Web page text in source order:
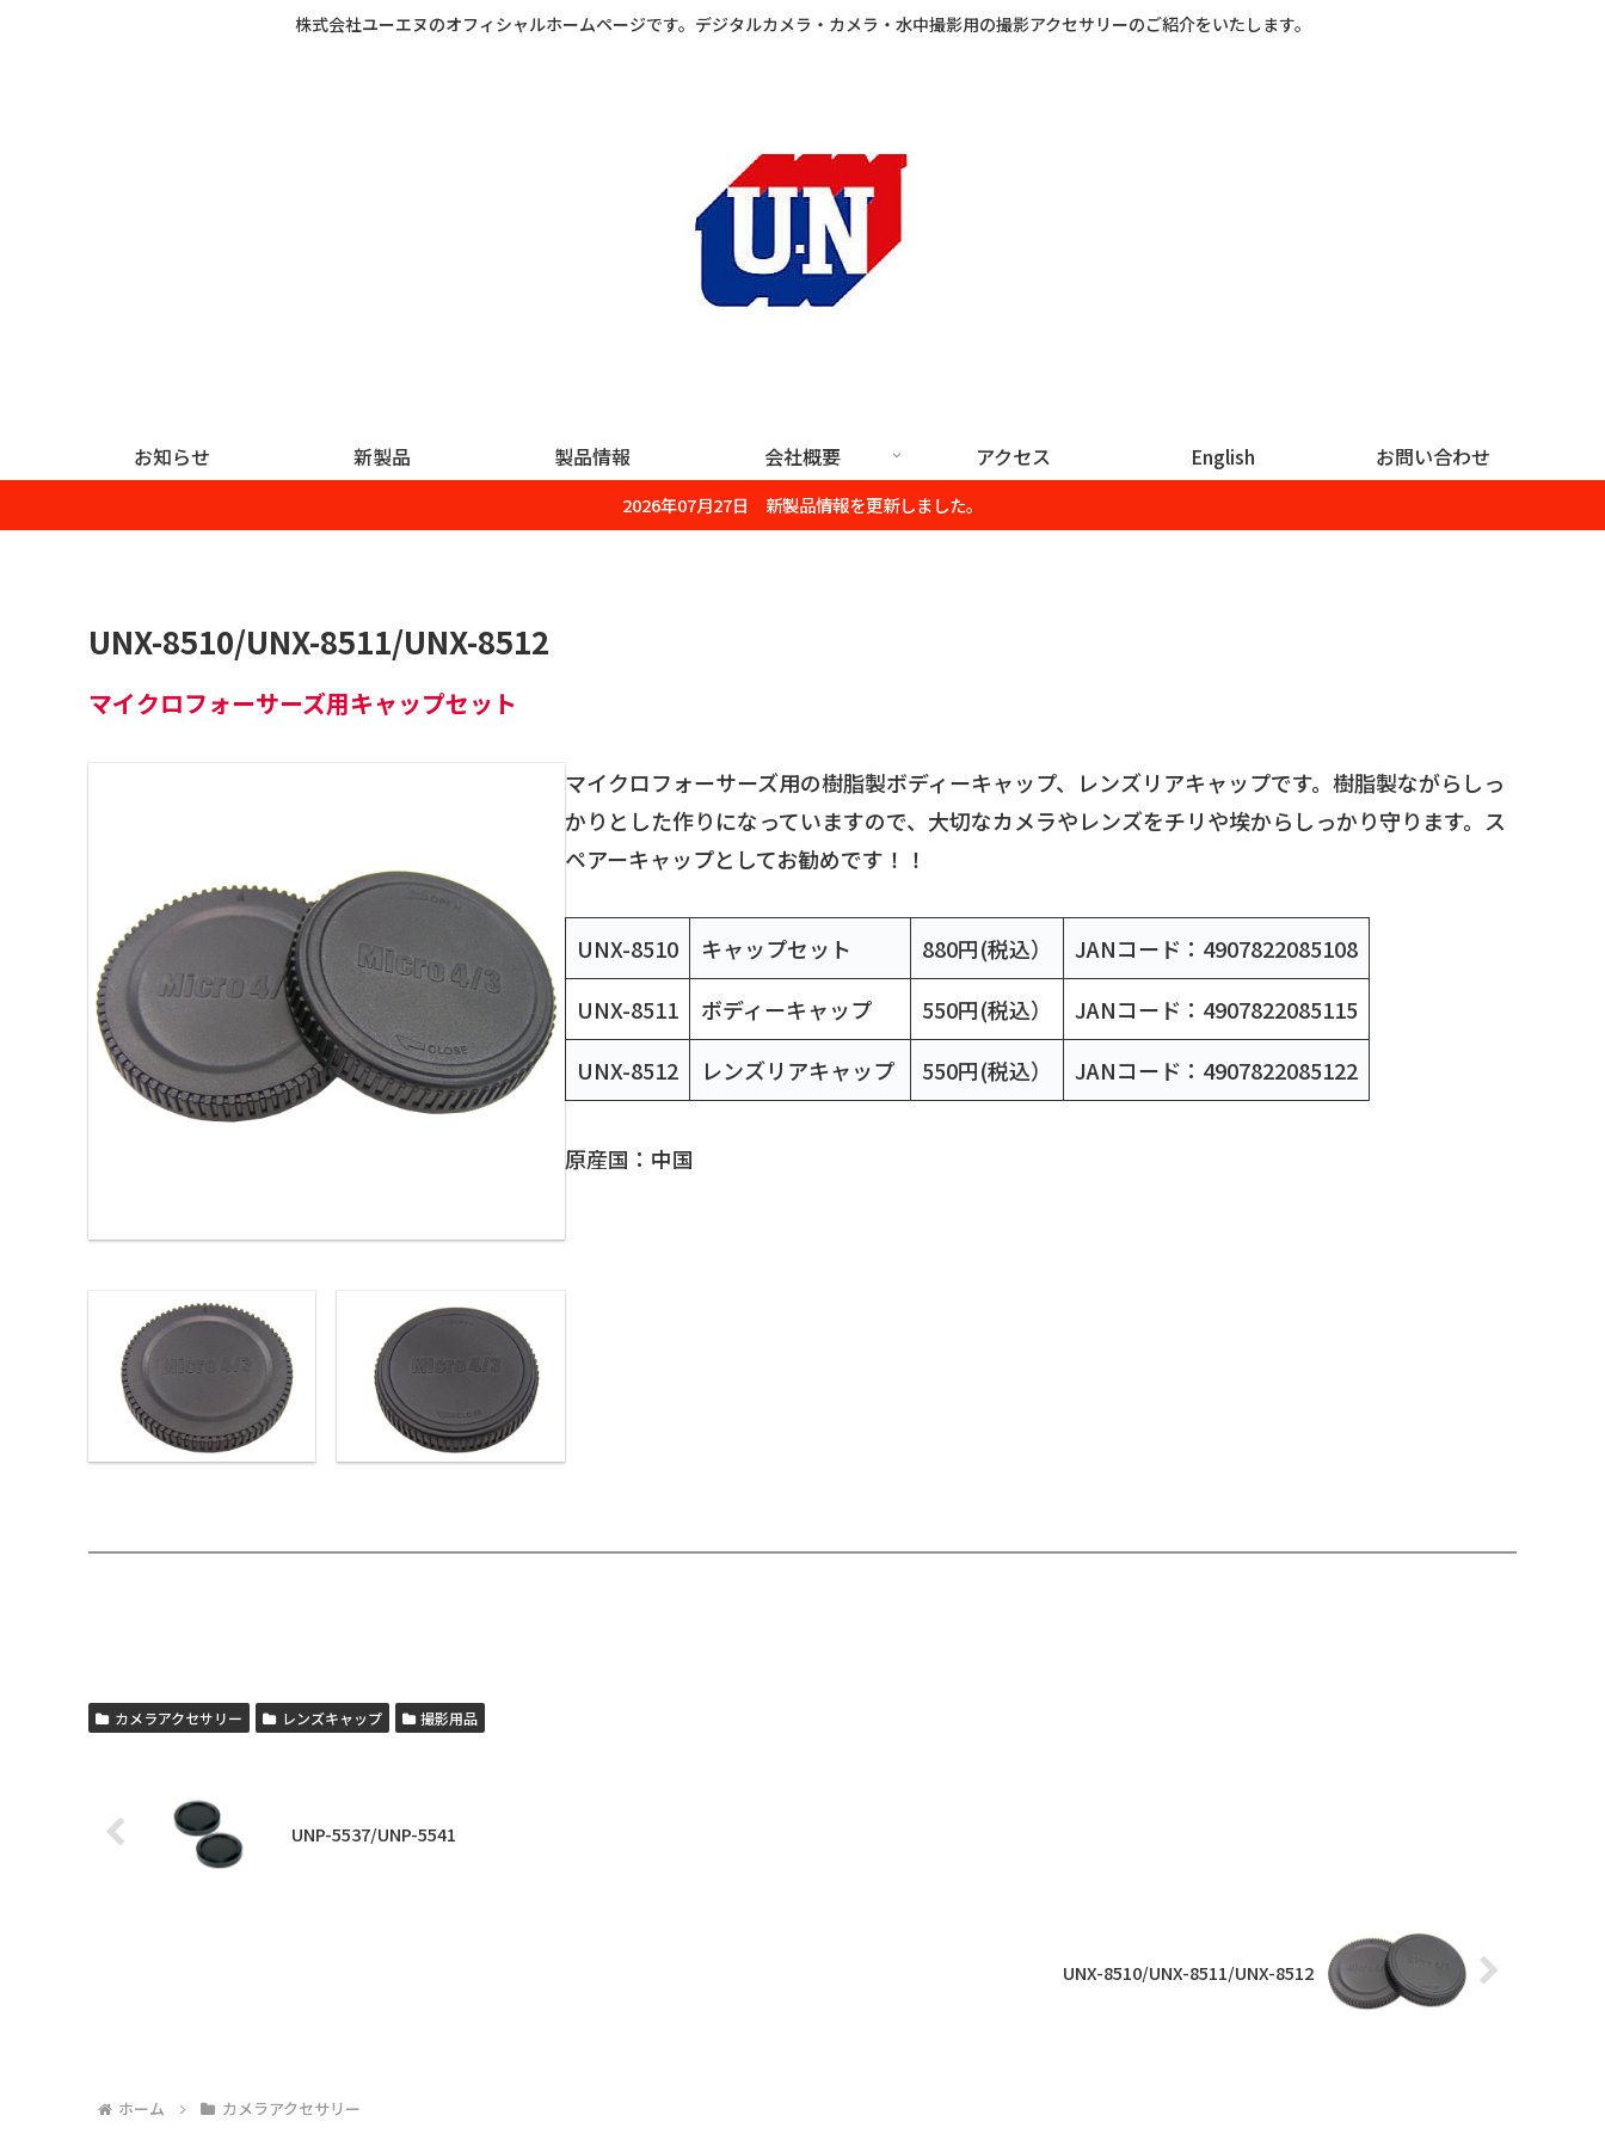
株式会社ユーエヌのオフィシャルホームページです。デジタルカメラ・カメラ・水中撮影用の撮影アクセサリーのご紹介をいたします。
お知らせ 新製品 製品情報 会社概要 アクセス English お問い合わせ
2026年07月27日 新製品情報を更新しました。
UNX-8510/UNX-8511/UNX-8512
マイクロフォーサーズ用キャップセット
マイクロフォーサーズ用の樹脂製ボディーキャップ、レンズリアキャップです。樹脂製ながらしっ
かりとした作りになっていますので、大切なカメラやレンズをチリや埃からしっかり守ります。ス
ペアーキャップとしてお勧めです！！
UNX-8510 キャップセット 880円(税込）
JANコード：4907822085108
UNX-8511
ボディーキャップ 550円(税込）
JANコード：4907822085115
UNX-8512
レンズリアキャップ 550円(税込） JANコード：4907822085122
原産国：中国
カメラアクセサリー レンズキャップ 撮影用品
UNP-5537/UNP-5541
UNX-8510/UNX-8511/UNX-8512
ホーム カメラアクセサリー